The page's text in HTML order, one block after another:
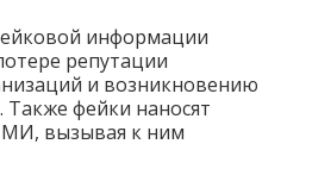
информации
репутации
и возникновению
фейки наносят
вызывая к ним